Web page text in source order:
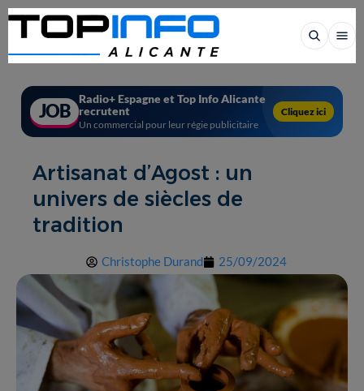
JOB
Radio+ Espagne et Top Info Alicante
recrutent
Un commercial pour leur régie publicitaire
Cliquez ici
Artisanat d’Agost : un
univers de siècles de
tradition
Christophe Durand 25/09/2024